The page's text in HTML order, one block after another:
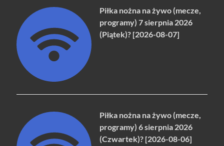
Piłka nożna na żywo (mecze,
programy) 7 sierpnia 2026
(Piątek)? [2026-08-07]
Piłka nożna na żywo (mecze,
programy) 6 sierpnia 2026
(Czwartek)? [2026-08-06]